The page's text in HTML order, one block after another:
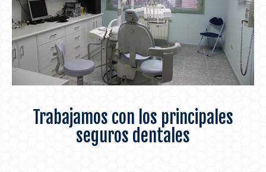
Trabajamos con los principales
seguros dentales